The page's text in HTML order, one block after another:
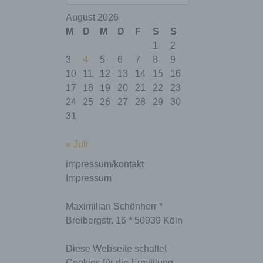
August 2026
M
D M D F S
S
1
2
3
4 5 6 7 8
9
10
11 12 13 14 15
16
17
18 19 20 21 22
23
24
25 26 27 28 29
30
31
« Juli
impressum/kontakt
Impressum
Maximilian Schönherr *
Breibergstr. 16 * 50939 Köln
Diese Webseite schaltet
Cookies im
deaktiviert wurde.
Bis zum Ende der
Browsersitzung
(wird beim
Internet-Browsers
gelöscht).